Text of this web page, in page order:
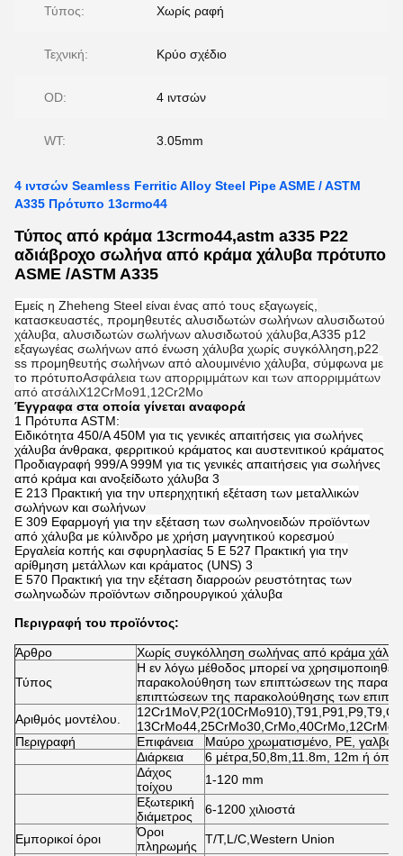
Τύπος: Χωρίς ραφή
Τεχνική: Κρύο σχέδιο
OD: 4 ιντσών
WT: 3.05mm
4 ιντσών Seamless Ferritic Alloy Steel Pipe ASME / ASTM
A335 Πρότυπο 13crmo44
Τύπος από κράμα 13crmo44,astm a335 P22
αδιάβροχο σωλήνα από κράμα χάλυβα πρότυπο
ASME /ASTM A335
Εμείς η Zheheng Steel είναι ένας από τους εξαγωγείς,
κατασκευαστές, προμηθευτές αλυσιδωτών σωλήνων αλυσιδωτού
χάλυβα, αλυσιδωτών σωλήνων αλυσιδωτού χάλυβα,Α335 p12
εξαγωγέας σωλήνων από ένωση χάλυβα χωρίς συγκόλληση,p22
ss προμηθευτής σωλήνων από αλουμινένιο χάλυβα, σύμφωνα με
το πρότυποΑσφάλεια των απορριμμάτων και των απορριμμάτων
από ατσάλιX12CrMo91,12Cr2Mo
Έγγραφα στα οποία γίνεται αναφορά
1 Πρότυπα ASTM:
Ειδικότητα 450/Α 450M για τις γενικές απαιτήσεις για σωλήνες
χάλυβα άνθρακα, φερριτικού κράματος και αυστενιτικού κράματος
Προδιαγραφή 999/Α 999M για τις γενικές απαιτήσεις για σωλήνες
από κράμα και ανοξείδωτο χάλυβα 3
Ε 213 Πρακτική για την υπερηχητική εξέταση των μεταλλικών
σωλήνων και σωλήνων
Ε 309 Εφαρμογή για την εξέταση των σωληνοειδών προϊόντων
από χάλυβα με κύλινδρο με χρήση μαγνητικού κορεσμού
Εργαλεία κοπής και σφυρηλασίας 5 E 527 Πρακτική για την
αρίθμηση μετάλλων και κράματος (UNS) 3
E 570 Πρακτική για την εξέταση διαρροών ρευστότητας των
σωληνωδών προϊόντων σιδηρουργικού χάλυβα
Περιγραφή του προϊόντος:
Άρθρο Χωρίς συγκόλληση σωλήνας από κράμα
Τύπος
Η εν λόγω μέθοδος μπορεί να χρησιμοποιηθεί
παρακολούθηση των επιπτώσεων της
επιπτώσεων της παρακολούθησης των
Αριθμός μοντέλου.
Περιγραφή
Επιφάνεια
Μαύρο χρωματισμένο, PE,
Διάρκεια
6 μέτρα,50,8m,11.8m, 12m ή όπως
Δάχος
τοίχου
1-120 mm
Εξωτερική
διάμετρος
6-1200 χιλιοστά
Εμπορικοί όροι
Όροι
πληρωμής
T/T,L/C,Western Union